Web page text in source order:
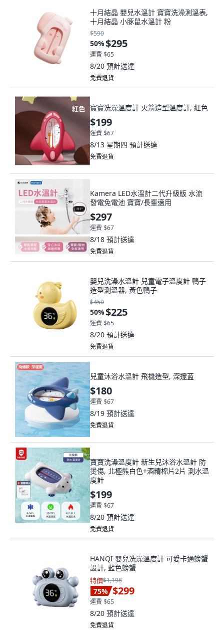
十月結晶 嬰兒水溫計 寶寶洗澡測溫表,
十月結晶 小豚鼠水溫計 粉
$590
50%$295
運費 $65
8/20 預計送達
免費退貨
寶寶洗澡溫度計 火箭造型溫度計, 紅色
$199
運費 $67
8/13 星期四 預計送達
免費退貨
Kamera LED水溫計二代升級版 水流
發電免電池 寶寶/長輩適用
$297
運費 $67
8/18 預計送達
免費退貨
嬰兒洗澡水溫計 兒童電子溫度計 鴨子
造型測溫器, 黃色鴨子
$450
50%$225
運費 $65
8/20 預計送達
免費退貨
兒童沐浴水溫計 飛機造型, 深邃蓝
$180
運費 $67
8/19 預計送達
免費退貨
寶寶洗澡溫度計 新生兒沐浴水溫計 防
燙傷, 北極熊白色+酒精棉片2片 測水溫
度計
$199
運費 $67
8/20 預計送達
免費退貨
HANQI 嬰兒洗澡溫度計 可愛卡通螃蟹
設計, 藍色螃蟹
特價$1,198
75% $299
運費 $65
8/20 預計送達
免費退貨